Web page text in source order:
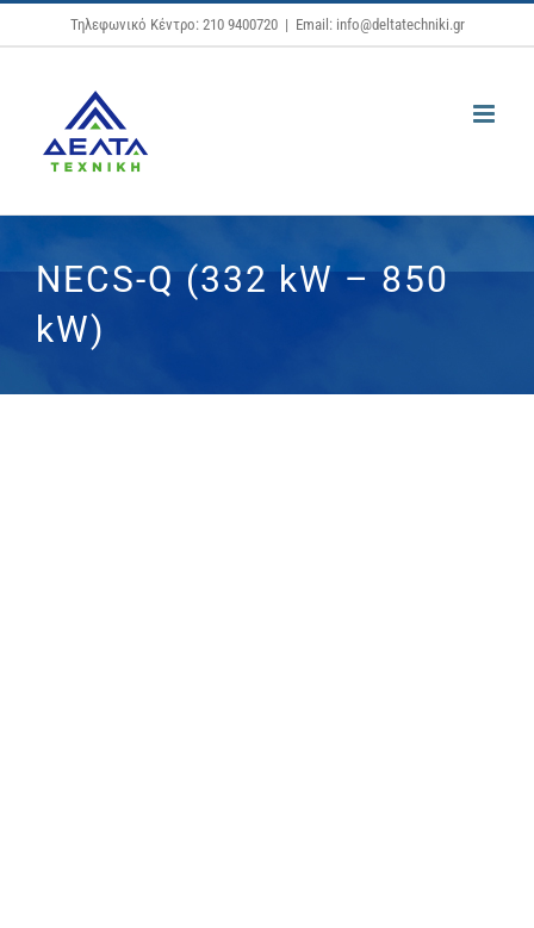
Μετάβαση
στο
Τηλεφωνικό Κέντρο: 210 9400720 | Email: info@deltatechniki.gr
NECS-Q (332 kW – 850
kW)